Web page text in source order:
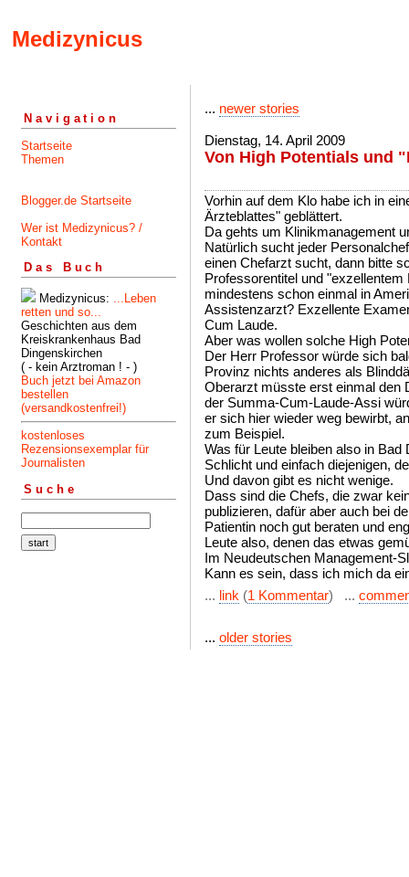
Medizynicus
Navigation
Startseite
Themen
Blogger.de Startseite
Wer ist Medizynicus? /
Kontakt
Das Buch
Medizynicus: ...Leben
retten und so...
Geschichten aus dem
Kreiskrankenhaus Bad
Dingenskirchen
( - kein Arztroman ! - )
Buch jetzt bei Amazon
bestellen
(versandkostenfrei!)
kostenloses
Rezensionsexemplar für
Journalisten
Suche
... newer stories
Dienstag, 14. April 2009
Von High Potentials und
Vorhin auf dem Klo habe ich in
Ärzteblattes" geblättert.
Da gehts um Klinikmanagement
Natürlich sucht jeder
einen Chefarzt sucht, dann bitte
Professorentitel und
mindestens schon einmal in
Assistenzarzt? Exzellente
Cum Laude.
Aber was wollen solche High
Der Herr Professor würde sich
Provinz nichts anderes als
Oberarzt müsste erst einmal den
der Summa-Cum-Laude-Assi
er sich hier wieder weg bewirbt,
zum Beispiel.
Was für Leute bleiben also in Bad
Schlicht und einfach diejenigen,
Und davon gibt es nicht wenige.
Dass sind die Chefs, die zwar
publizieren, dafür aber auch bei
Patientin noch gut beraten und
Leute also, denen das etwas
Im Neudeutschen Management-
Kann es sein, dass ich mich da
... link (1 Kommentar) ...
... older stories